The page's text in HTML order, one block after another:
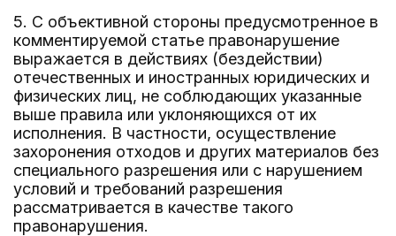
5. С объективной стороны предусмотренное в
комментируемой статье правонарушение
выражается в действиях (бездействии)
отечественных и иностранных юридических и
физических лиц, не соблюдающих указанные
выше правила или уклоняющихся от их
исполнения. В частности, осуществление
захоронения отходов и других материалов без
специального разрешения или с нарушением
условий и требований разрешения
рассматривается в качестве такого
правонарушения.